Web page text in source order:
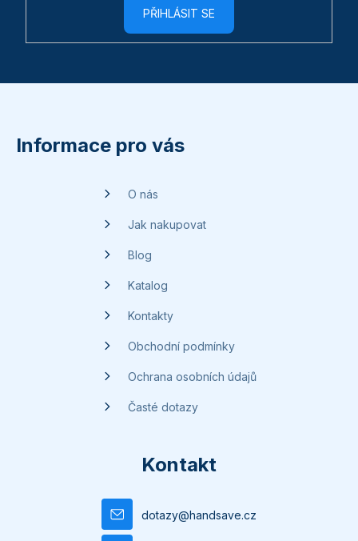
PŘIHLÁSIT SE
Informace pro vás
O nás
Jak nakupovat
Blog
Katalog
Kontakty
Obchodní podmínky
Ochrana osobních údajů
Časté dotazy
Kontakt
dotazy@handsave.cz